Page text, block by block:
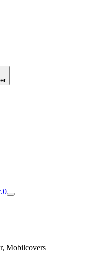
0
Mobilcovers